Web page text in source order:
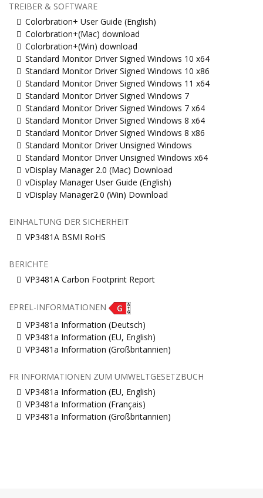
TREIBER & SOFTWARE
Colorbration+ User Guide (English)
Colorbration+(Mac) download
Colorbration+(Win) download
Standard Monitor Driver Signed Windows 10 x64
Standard Monitor Driver Signed Windows 10 x86
Standard Monitor Driver Signed Windows 11 x64
Standard Monitor Driver Signed Windows 7
Standard Monitor Driver Signed Windows 7 x64
Standard Monitor Driver Signed Windows 8 x64
Standard Monitor Driver Signed Windows 8 x86
Standard Monitor Driver Unsigned Windows
Standard Monitor Driver Unsigned Windows x64
vDisplay Manager 2.0 (Mac) Download
vDisplay Manager User Guide (English)
vDisplay Manager2.0 (Win) Download
EINHALTUNG DER SICHERHEIT
VP3481A BSMI RoHS
BERICHTE
VP3481A Carbon Footprint Report
EPREL-INFORMATIONEN
VP3481a Information (Deutsch)
VP3481a Information (EU, English)
VP3481a Information (Großbritannien)
FR INFORMATIONEN ZUM UMWELTGESETZBUCH
VP3481a Information (EU, English)
VP3481a Information (Français)
VP3481a Information (Großbritannien)